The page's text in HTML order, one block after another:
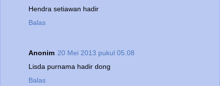
Hendra setiawan hadir
Balas
Anonim 20 Mei 2013 pukul 05.08
Lisda purnama hadir dong
Balas